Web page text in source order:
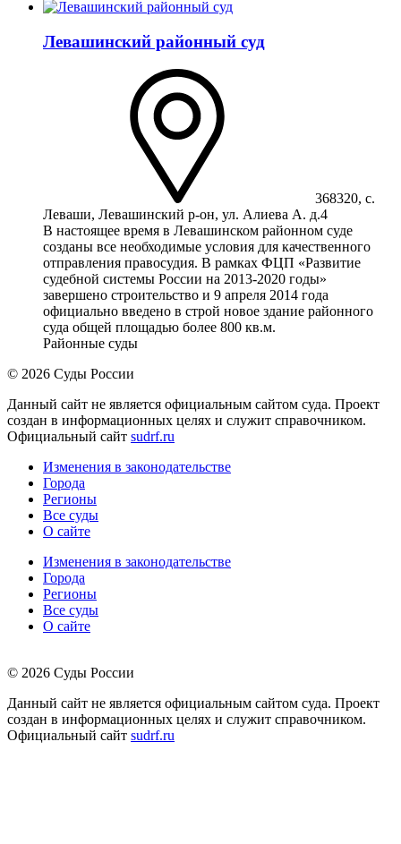
Левашинский районный суд
368320, с.
Леваши, Левашинский р-он, ул. Алиева А. д.4
В настоящее время в Левашинском районном суде
созданы все необходимые условия для качественного
отправления правосудия. В рамках ФЦП «Развитие
судебной системы России на 2013-2020 годы»
завершено строительство и 9 апреля 2014 года
официально введено в строй новое здание районного
суда общей площадью более 800 кв.м.
Районные суды
© 2026 Суды России
Данный сайт не является официальным сайтом суда. Проект
создан в информационных целях и служит справочником.
Официальный сайт sudrf.ru
Изменения в законодательстве
Города
Регионы
Все суды
О сайте
Изменения в законодательстве
Города
Регионы
Все суды
О сайте
© 2026 Суды России
Данный сайт не является официальным сайтом суда. Проект
создан в информационных целях и служит справочником.
Официальный сайт sudrf.ru